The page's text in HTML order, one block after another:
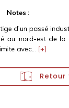
Notes :
d’un passé
au nord-est de la
avec... [+]